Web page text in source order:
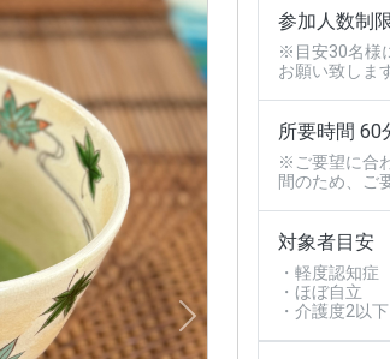
Next
参加人数制
※目安30名様
お願い致しま
所要時間 60
※ご要望に合
間のため、ご
対象者目安
・軽度認知症
・ほぼ自立
・介護度2以下